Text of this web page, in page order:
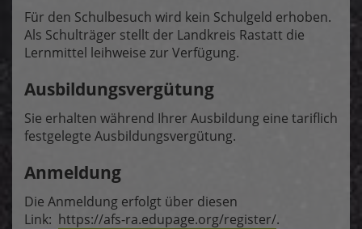
Für den Schulbesuch wird kein Schulgeld erhoben.
Als Schulträger stellt der Landkreis Rastatt die
Lernmittel leihweise zur Verfügung.
Ausbildungsvergütung
Sie erhalten während Ihrer Ausbildung eine tariflich
festgelegte Ausbildungsvergütung.
Anmeldung
Die Anmeldung erfolgt über diesen
Link: https://afs-ra.edupage.org/register/.